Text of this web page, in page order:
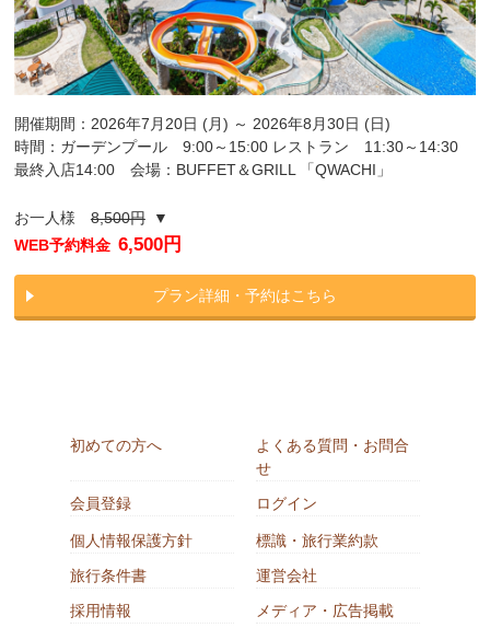
開催期間：2026年7月20日 (月) ～ 2026年8月30日 (日)
時間：ガーデンプール 9:00～15:00 レストラン 11:30～14:30
最終入店14:00 会場：BUFFET＆GRILL 「QWACHI」
お一人様8,500円▼
WEB予約料金 6,500円
プラン詳細・予約はこちら
初めての方へ
よくある質問・お問合
せ
会員登録
ログイン
個人情報保護方針
標識・旅行業約款
旅行条件書
運営会社
採用情報
メディア・広告掲載